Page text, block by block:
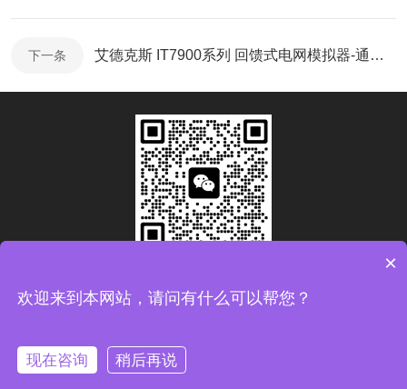
下一条 艾德克斯 IT7900系列 回馈式电网模拟器-通讯协议简介
号：鲁ICP备2024093783号-1
技术支持：化工仪器网
×
欢迎来到本网站，请问有什么可以帮您？
现在咨询 稍后再说